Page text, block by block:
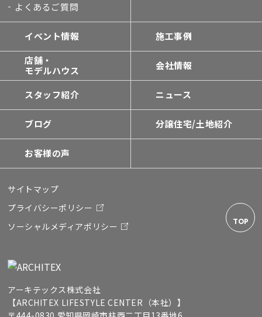
TOP
よくあるご質問
イベント情報
施工事例
店舗・
モデルハウス
会社情報
スタッフ紹介 ニュース
ブログ 分譲住宅/土地紹介
お客様の声
サイトマップ
プライバシーポリシー
ソーシャルメディアポリシー
アーキテックス株式会社
【ARCHITEX LIFESTYLE CENTER（本社）】